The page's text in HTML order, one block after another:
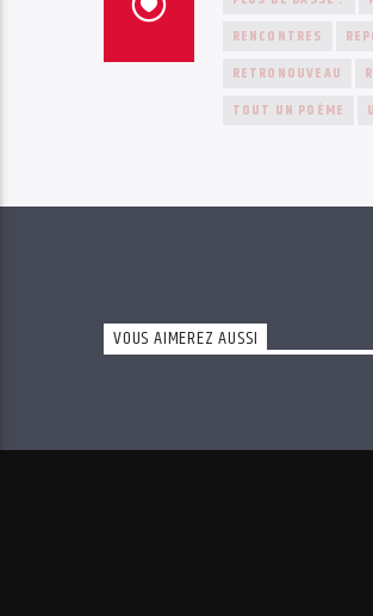
RENCONTRES
RETRONOUVEAU
TOUT UN POÈME
VOUS AIMEREZ AUSSI